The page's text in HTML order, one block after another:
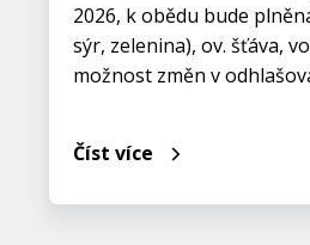
2026, k obědu bude
sýr, zelenina), ov. šťáva,
možnost změn v
Číst více